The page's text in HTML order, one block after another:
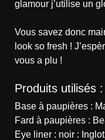
glamour j’utilise un
Vous savez donc
look so fresh !
vous a plu !
Produits utilisés :
Base à paupières :
Fard à paupières :
Eye liner : noir :